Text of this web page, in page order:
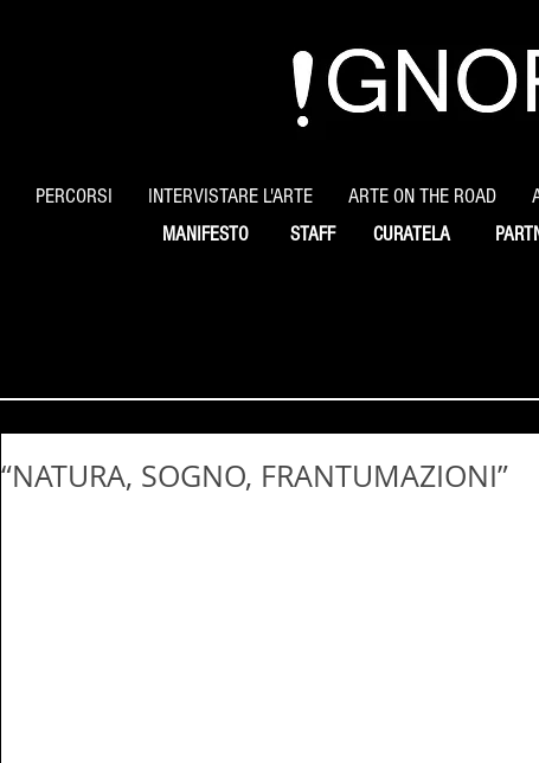
PERCORSI INTERVISTARE L'ARTE ARTE ON THE ROAD
MANIFESTO STAFF CURATELA
“NATURA, SOGNO, FRANTUMAZIONI”